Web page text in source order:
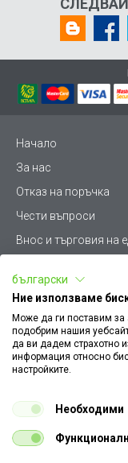
Начало
За нас
Отказ на поръчка
Чести въпроси
Внос и търговия на
Условия за ползване
Стани дистрибутор
Карта на сайта
Как да намеря
към поръчка
Конфигуратор за ел.
ключове и контакти
български
Ние използваме
Може да ги поставим за
подобрим нашия
да ви дадем страхотно
информация относно
настройките.
Необходими